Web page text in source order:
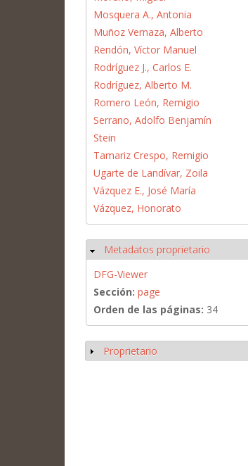
Mosquera A., Antonia
Muñoz Vernaza, Alberto
Rendón, Víctor Manuel
Rodríguez J., Carlos E.
Rodríguez, Alberto M.
Romero León, Remigio
Serrano, Adolfo Benjamín
Stein
Tamariz Crespo, Remigio
Ugarte de Landívar, Zoila
Vázquez E., José María
Vázquez, Honorato
Ocultar
Metadatos proprietario
DFG-Viewer
Sección: page
Orden de las páginas: 34
Mostrar
Proprietario